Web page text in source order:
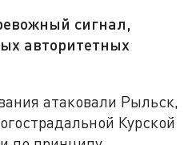
сигнал,
авторитетных
атаковали Рыльск,
Курской